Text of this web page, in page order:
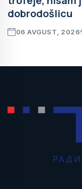
dobrodošlicu
06 AVGUST, 2026